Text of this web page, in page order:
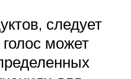
следует
может